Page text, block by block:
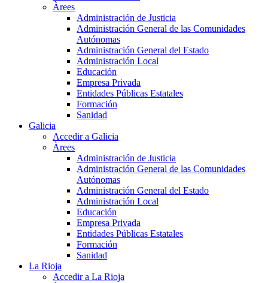
Àrees
Administración de Justicia
Administración General de las Comunidades
Autónomas
Administración General del Estado
Administración Local
Educación
Empresa Privada
Entidades Públicas Estatales
Formación
Sanidad
Galicia
Accedir a Galicia
Àrees
Administración de Justicia
Administración General de las Comunidades
Autónomas
Administración General del Estado
Administración Local
Educación
Empresa Privada
Entidades Públicas Estatales
Formación
Sanidad
La Rioja
Accedir a La Rioja